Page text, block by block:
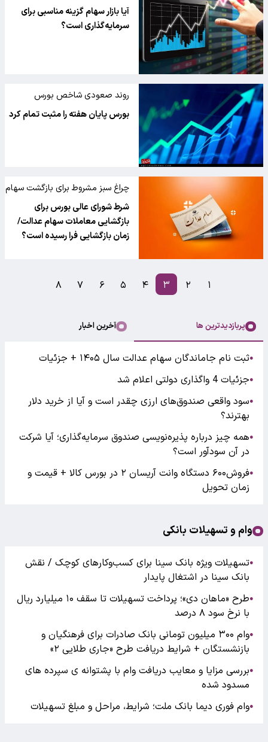
آیا بازار سهام گزینه مناسبی برای
سرمایه‌گذاری است؟
روند صعودی شاخص بورس
بورس پایان هفته را مثبت تمام کرد
چراغ سبز مشروط برای بازگشت سهام
عدالت
شرط شورای عالی بورس برای
بازگشایی معاملات سهام عدالت/
زمان بازگشایی فرا رسیده است؟
۱ ۲ ۳ ۴ ۵ ۶ ۷ ۸
پربازدیدترین ها آخرین اخبار
●ثبت نام جاماندگان سهام عدالت سال ۱۴۰۵ + جزئیات
●جزئیات 4 واگذاری دولتی اعلام شد
●سود واقعی صندوق‌های ارزی چقدر است و آیا از خرید دلار
بهترند؟
●همه چیز درباره پذیره‌نویسی صندوق سرمایه‌گذاری؛ آیا شرکت
در آن سودآور است؟
●
فروش۶۰۰ دستگاه وانت آریسان ۲ در بورس کالا + قیمت و
زمان تحویل
وام و تسهیلات بانکی
●تسهیلات ویژه بانک سینا برای کسب‌وکارهای کوچک / نقش
بانک سینا در اشتغال پایدار
●
طرح «ماهان دی»؛ پرداخت تسهیلات تا سقف ۱۰ میلیارد ریال
با نرخ سود ۸ درصد
●
وام ۳۰۰ میلیون تومانی بانک صادرات برای فرهنگیان و
بازنشستگان + شرایط دریافت طرح «جاری طلایی ۲»
●بررسی مزایا و معایب دریافت وام با پشتوانه ی سپرده های
مسدود شده
●وام فوری دیما بانک ملت؛ شرایط، مراحل و مبلغ تسهیلات